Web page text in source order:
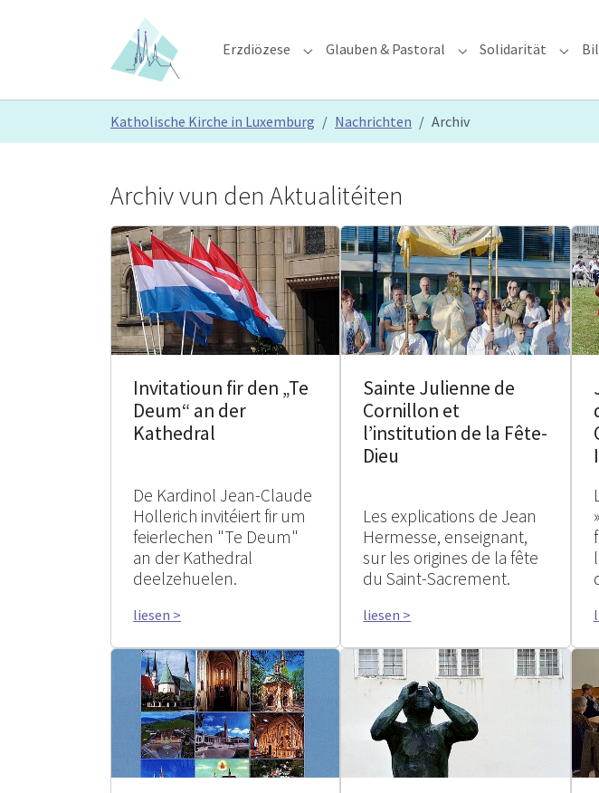
Erzdiözese Submenu for "Erzdiözese"
Glauben & Pastoral Submenu for
Solidarität
Katholische Kirche in Luxemburg Nachrichten Archiv
Archiv vun den Aktualitéiten
Invitatioun fir den „Te
Deum“ an der
Kathedral
De Kardinol Jean-Claude
Hollerich invitéiert fir um
feierlechen "Te Deum"
an der Kathedral
deelzehuelen.
liesen >
Sainte Julienne de
Cornillon et
l’institution de la Fête-
Dieu
Les explications de Jean
Hermesse, enseignant,
sur les origines de la fête
du Saint-Sacrement.
liesen >